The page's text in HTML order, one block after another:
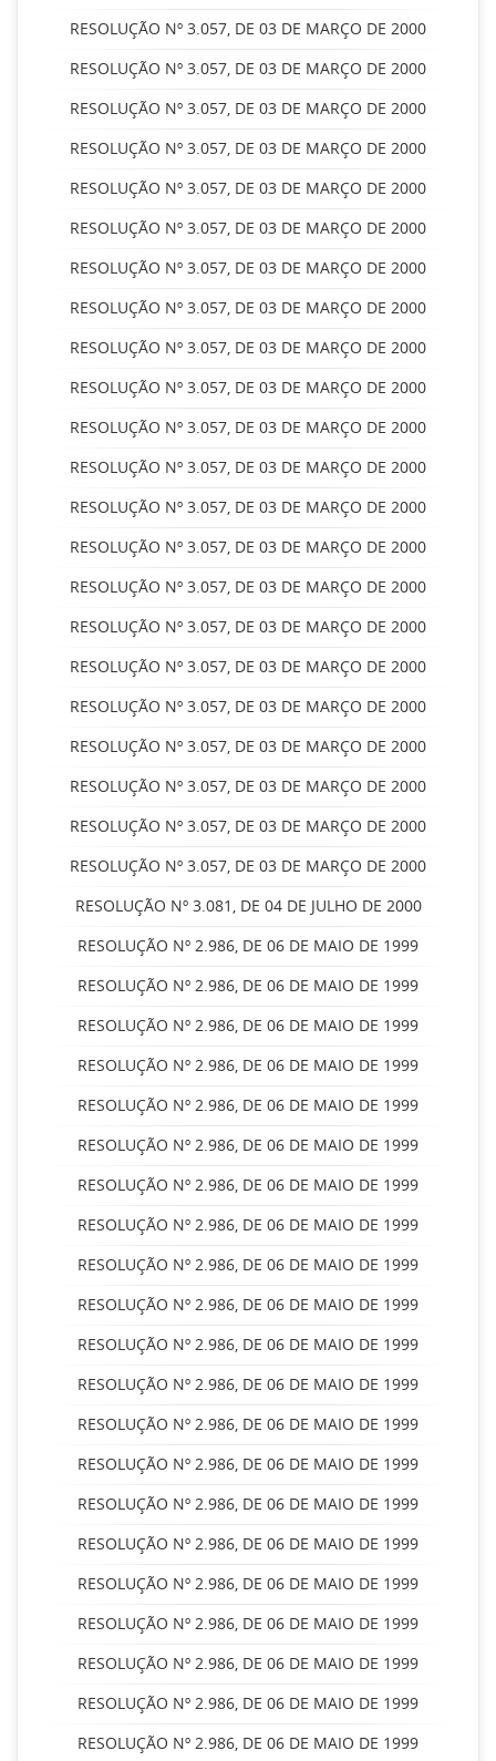
RESOLUÇÃO Nº 3.057, DE 03 DE MARÇO DE 2000
RESOLUÇÃO Nº 3.057, DE 03 DE MARÇO DE 2000
RESOLUÇÃO Nº 3.057, DE 03 DE MARÇO DE 2000
RESOLUÇÃO Nº 3.057, DE 03 DE MARÇO DE 2000
RESOLUÇÃO Nº 3.057, DE 03 DE MARÇO DE 2000
RESOLUÇÃO Nº 3.057, DE 03 DE MARÇO DE 2000
RESOLUÇÃO Nº 3.057, DE 03 DE MARÇO DE 2000
RESOLUÇÃO Nº 3.057, DE 03 DE MARÇO DE 2000
RESOLUÇÃO Nº 3.057, DE 03 DE MARÇO DE 2000
RESOLUÇÃO Nº 3.057, DE 03 DE MARÇO DE 2000
RESOLUÇÃO Nº 3.057, DE 03 DE MARÇO DE 2000
RESOLUÇÃO Nº 3.057, DE 03 DE MARÇO DE 2000
RESOLUÇÃO Nº 3.057, DE 03 DE MARÇO DE 2000
RESOLUÇÃO Nº 3.057, DE 03 DE MARÇO DE 2000
RESOLUÇÃO Nº 3.057, DE 03 DE MARÇO DE 2000
RESOLUÇÃO Nº 3.057, DE 03 DE MARÇO DE 2000
RESOLUÇÃO Nº 3.057, DE 03 DE MARÇO DE 2000
RESOLUÇÃO Nº 3.057, DE 03 DE MARÇO DE 2000
RESOLUÇÃO Nº 3.057, DE 03 DE MARÇO DE 2000
RESOLUÇÃO Nº 3.057, DE 03 DE MARÇO DE 2000
RESOLUÇÃO Nº 3.057, DE 03 DE MARÇO DE 2000
RESOLUÇÃO Nº 3.057, DE 03 DE MARÇO DE 2000
RESOLUÇÃO Nº 3.081, DE 04 DE JULHO DE 2000
RESOLUÇÃO Nº 2.986, DE 06 DE MAIO DE 1999
RESOLUÇÃO Nº 2.986, DE 06 DE MAIO DE 1999
RESOLUÇÃO Nº 2.986, DE 06 DE MAIO DE 1999
RESOLUÇÃO Nº 2.986, DE 06 DE MAIO DE 1999
RESOLUÇÃO Nº 2.986, DE 06 DE MAIO DE 1999
RESOLUÇÃO Nº 2.986, DE 06 DE MAIO DE 1999
RESOLUÇÃO Nº 2.986, DE 06 DE MAIO DE 1999
RESOLUÇÃO Nº 2.986, DE 06 DE MAIO DE 1999
RESOLUÇÃO Nº 2.986, DE 06 DE MAIO DE 1999
RESOLUÇÃO Nº 2.986, DE 06 DE MAIO DE 1999
RESOLUÇÃO Nº 2.986, DE 06 DE MAIO DE 1999
RESOLUÇÃO Nº 2.986, DE 06 DE MAIO DE 1999
RESOLUÇÃO Nº 2.986, DE 06 DE MAIO DE 1999
RESOLUÇÃO Nº 2.986, DE 06 DE MAIO DE 1999
RESOLUÇÃO Nº 2.986, DE 06 DE MAIO DE 1999
RESOLUÇÃO Nº 2.986, DE 06 DE MAIO DE 1999
RESOLUÇÃO Nº 2.986, DE 06 DE MAIO DE 1999
RESOLUÇÃO Nº 2.986, DE 06 DE MAIO DE 1999
RESOLUÇÃO Nº 2.986, DE 06 DE MAIO DE 1999
RESOLUÇÃO Nº 2.986, DE 06 DE MAIO DE 1999
RESOLUÇÃO Nº 2.986, DE 06 DE MAIO DE 1999